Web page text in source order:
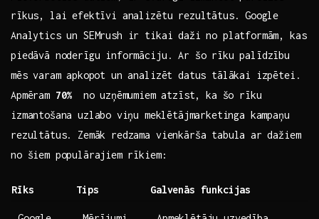
rīkus, lai efektīvi analizētu rezultātus.⁢ Google
Analytics un SEMrush ir tikai daži no platformām, kas
piedāvā noderīgu informāciju. Ar šo rīku palīdzību
mēs ⁤varam apkopot un analizēt datus tālākai izpētei.
Apmēram 70% ⁣ no⁤ uzņēmumiem atzīst, ka šo rīku
izmantošana uzlabo⁢ viņu ⁣meklētājmarketinga kampaņu
rezultātus. Zemāk redzama vienkārša tabula⁤ ar dažiem
no šiem populārajiem⁤ rīkiem:
Rīks Tips Galvenās funkcijas